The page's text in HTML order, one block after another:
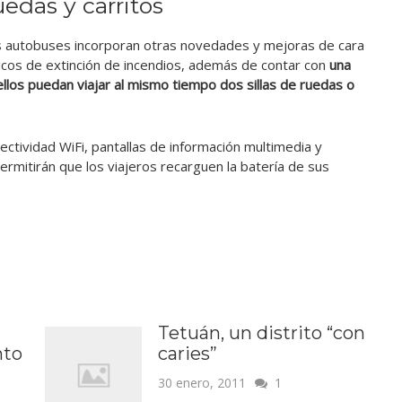
y carritos
incorporan otras novedades y mejoras de cara
de extinción de incendios, además de contar con una
puedan viajar al mismo tiempo dos sillas de ruedas o
WiFi, pantallas de información multimedia y
que los viajeros recarguen la batería de sus
Tetuán, un distrito “con
caries”
30 enero, 2011 1